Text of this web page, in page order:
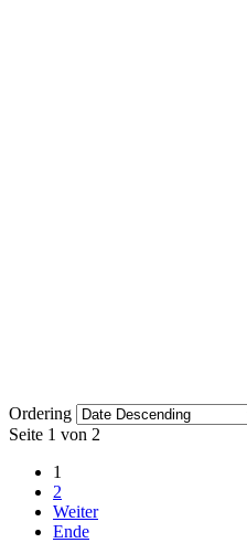
Ordering
Seite 1 von 2
1
2
Weiter
Ende